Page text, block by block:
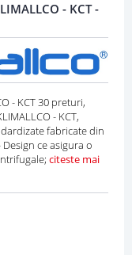
- KCT -
- KCT 30 preturi,
- KCT,
fabricate din
ce asigura o
citeste mai